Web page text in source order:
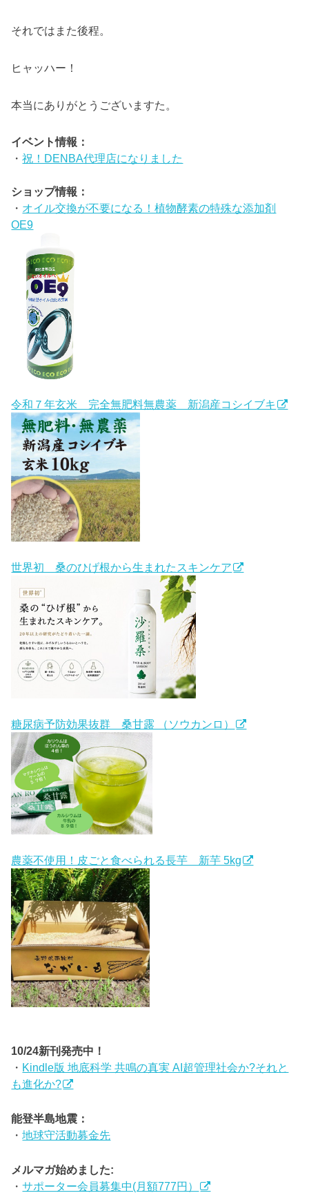
それではまた後程。
ヒャッハー！
本当にありがとうございますた。
イベント情報：
・祝！DENBA代理店になりました
ショップ情報：
・ オイル交換が不要になる！植物酵素の特殊な添加剤
OE9
令和７年玄米 完全無肥料無農薬 新潟産コシイブキ
世界初 桑のひげ根から生まれたスキンケア
糖尿病予防効果抜群 桑甘露 （ソウカンロ）
農薬不使用！皮ごと食べられる長芋 新芋 5kg
10/24新刊発売中！
・ Kindle版 地底科学 共鳴の真実 AI超管理社会か?それと
も進化か?
能登半島地震：
・地球守活動募金先
メルマガ始めました:
・サポーター会員募集中(月額777円）